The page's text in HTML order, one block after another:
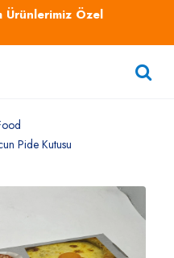
Ürünlerimiz Özel
Pide Kutusu